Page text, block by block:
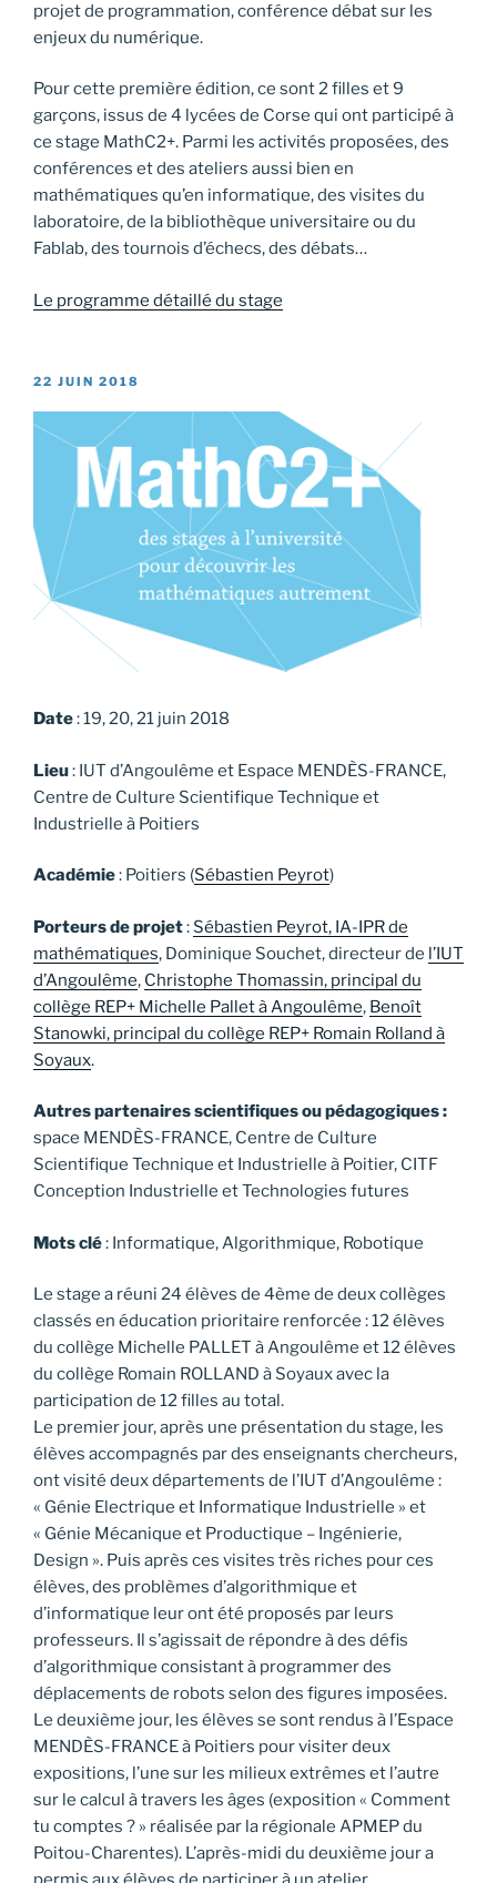
projet de programmation, conférence débat sur les
enjeux du numérique.
Pour cette première édition, ce sont 2 filles et 9
garçons, issus de 4 lycées de Corse qui ont participé à
ce stage MathC2+. Parmi les activités proposées, des
conférences et des ateliers aussi bien en
mathématiques qu’en informatique, des visites du
laboratoire, de la bibliothèque universitaire ou du
Fablab, des tournois d’échecs, des débats…
Le programme détaillé du stage
PUBLIÉ
22 JUIN 2018
Date: 19, 20, 21 juin 2018
Lieu: IUT d’Angoulême et Espace MENDÈS-FRANCE,
Centre de Culture Scientifique Technique et
Industrielle à Poitiers
Académie: Poitiers (Sébastien Peyrot)
Porteurs de projet: Sébastien Peyrot, IA-IPR de
mathématiques, Dominique Souchet, directeur de l’IUT
d’Angoulême, Christophe Thomassin, principal du
collège REP+ Michelle Pallet à Angoulême, Benoît
Stanowki, principal du collège REP+ Romain Rolland à
Soyaux.
Autres partenaires scientifiques ou pédagogiques :
space MENDÈS-FRANCE, Centre de Culture
Scientifique Technique et Industrielle à Poitier, CITF
Conception Industrielle et Technologies futures
Mots clé: Informatique, Algorithmique, Robotique
Le stage a réuni 24 élèves de 4ème de deux collèges
classés en éducation prioritaire renforcée : 12 élèves
du collège Michelle PALLET à Angoulême et 12 élèves
du collège Romain ROLLAND à Soyaux avec la
participation de 12 filles au total.
Le premier jour, après une présentation du stage, les
élèves accompagnés par des enseignants chercheurs,
ont visité deux départements de l’IUT d’Angoulême :
« Génie Electrique et Informatique Industrielle » et
« Génie Mécanique et Productique – Ingénierie,
Design ». Puis après ces visites très riches pour ces
élèves, des problèmes d’algorithmique et
d’informatique leur ont été proposés par leurs
professeurs. Il s’agissait de répondre à des défis
d’algorithmique consistant à programmer des
déplacements de robots selon des figures imposées.
Le deuxième jour, les élèves se sont rendus à l’Espace
MENDÈS-FRANCE à Poitiers pour visiter deux
expositions, l’une sur les milieux extrêmes et l’autre
sur le calcul à travers les âges (exposition « Comment
tu comptes ? » réalisée par la régionale APMEP du
Poitou-Charentes). L’après-midi du deuxième jour a